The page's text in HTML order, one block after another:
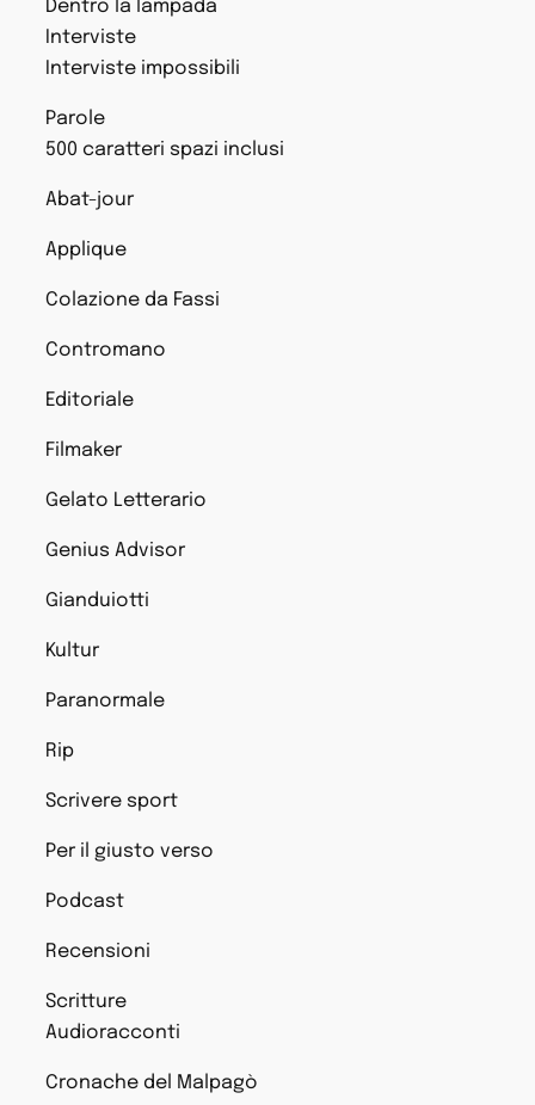
Dentro la lampada
Interviste
Interviste impossibili
Parole
500 caratteri spazi inclusi
Abat-jour
Applique
Colazione da Fassi
Contromano
Editoriale
Filmaker
Gelato Letterario
Genius Advisor
Gianduiotti
Kultur
Paranormale
Rip
Scrivere sport
Per il giusto verso
Podcast
Recensioni
Scritture
Audioracconti
Cronache del Malpagò